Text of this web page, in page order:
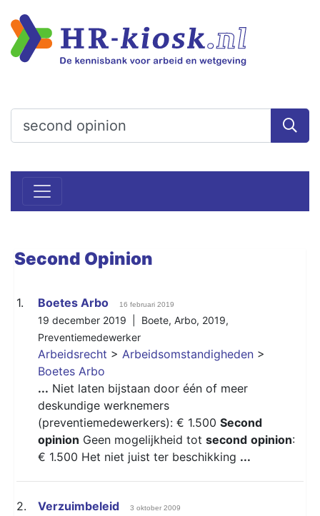
Second Opinion
1. Boetes Arbo 16 februari 2019
19 december 2019 | Boete, Arbo, 2019,
Preventiemedewerker
Arbeidsrecht > Arbeidsomstandigheden >
Boetes Arbo
... Niet laten bijstaan door één of meer
deskundige werknemers
(preventiemedewerkers): € 1.500 Second
opinion Geen mogelijkheid tot second opinion:
€ 1.500 Het niet juist ter beschikking ...
2. Verzuimbeleid 3 oktober 2009